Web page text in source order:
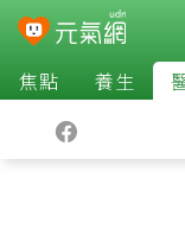
焦點 養生